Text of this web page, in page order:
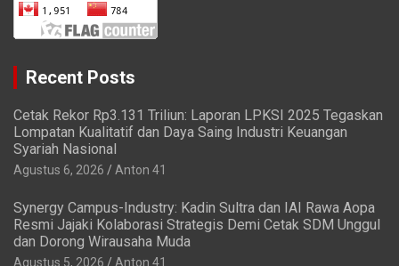
Recent Posts
Cetak Rekor Rp3.131 Triliun: Laporan LPKSI 2025 Tegaskan
Lompatan Kualitatif dan Daya Saing Industri Keuangan
Syariah Nasional
Agustus 6, 2026 Anton 41
Synergy Campus-Industry: Kadin Sultra dan IAI Rawa Aopa
Resmi Jajaki Kolaborasi Strategis Demi Cetak SDM Unggul
dan Dorong Wirausaha Muda
Agustus 5, 2026 Anton 41